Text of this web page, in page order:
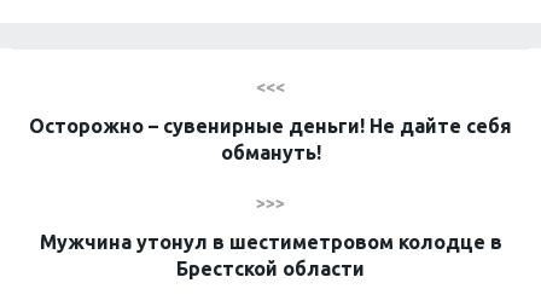
<<<
Осторожно – сувенирные деньги! Не дайте себя
обмануть!
>>>
Мужчина утонул в шестиметровом колодце в
Брестской области